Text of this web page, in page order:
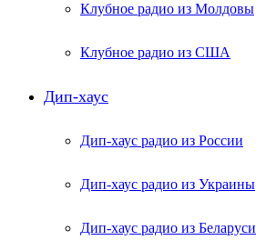
Клубное радио из Молдовы
Клубное радио из США
Дип-хаус
Дип-хаус радио из России
Дип-хаус радио из Украины
Дип-хаус радио из Беларуси